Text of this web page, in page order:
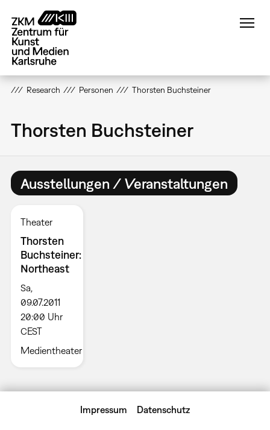
zum
Inhalt
Research Personen Thorsten Buchsteiner
Thorsten Buchsteiner
Ausstellungen / Veranstaltungen
Theater
Thorsten
Buchsteiner:
Northeast
Sa,
09.07.2011
20:00 Uhr
CEST
Medientheater
Impressum Datenschutz